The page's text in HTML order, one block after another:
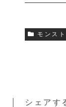
モンスト
シェアす